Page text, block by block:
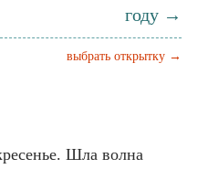
году →
выбрать открытку →
Шла волна